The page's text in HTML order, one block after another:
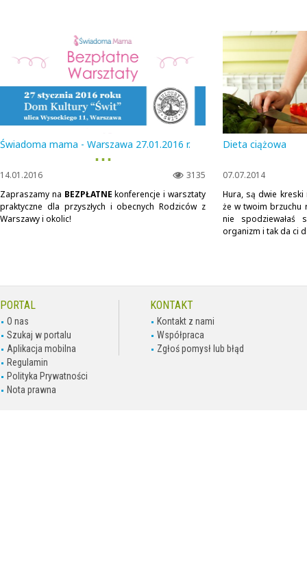
Świadoma mama - Warszawa 27.01.2016 r.
▪ ▪ ▪
3135
14.01.2016
Zapraszamy na BEZPŁATNE konferencje i warsztaty
praktyczne dla przyszłych i obecnych Rodziców z
Warszawy i okolic!
Dieta ciążowa
07.07.2014
Hura, są dwie kreski
że w twoim brzuchu
nie
organizm i tak da ci
PORTAL
O nas
Szukaj w portalu
Aplikacja mobilna
Regulamin
Polityka Prywatności
Nota prawna
KONTAKT
Kontakt z nami
Współpraca
Zgłoś pomysł lub błąd